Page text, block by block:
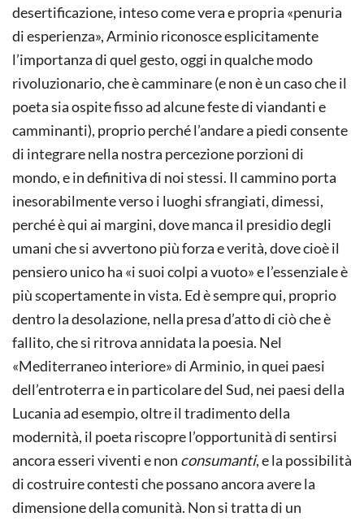
desertificazione, inteso come vera e propria «penuria
di esperienza», Arminio riconosce esplicitamente
l’importanza di quel gesto, oggi in qualche modo
rivoluzionario, che è camminare (e non è un caso che il
poeta sia ospite fisso ad alcune feste di viandanti e
camminanti), proprio perché l’andare a piedi consente
di integrare nella nostra percezione porzioni di
mondo, e in definitiva di noi stessi. Il cammino porta
inesorabilmente verso i luoghi sfrangiati, dimessi,
perché è qui ai margini, dove manca il presidio degli
umani che si avvertono più forza e verità, dove cioè il
pensiero unico ha «i suoi colpi a vuoto» e l’essenziale è
più scopertamente in vista. Ed è sempre qui, proprio
dentro la desolazione, nella presa d’atto di ciò che è
fallito, che si ritrova annidata la poesia. Nel
«Mediterraneo interiore» di Arminio, in quei paesi
dell’entroterra e in particolare del Sud, nei paesi della
Lucania ad esempio, oltre il tradimento della
modernità, il poeta riscopre l’opportunità di sentirsi
ancora esseri viventi e non consumanti, e la possibilità
di costruire contesti che possano ancora avere la
dimensione della comunità. Non si tratta di un